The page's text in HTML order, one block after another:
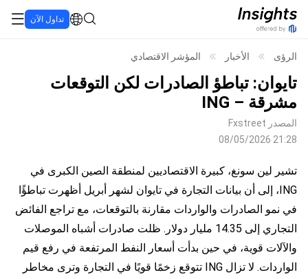
تداول الآن
الرؤى الأخبار المؤشر الاقتصادي
تايوان: تباطؤ الصادرات لكن التوقعات
مشرقة – ING
المصدر Fxstreet
08/05/2026 21:28
تشير لين سونغ، كبيرة الاقتصاديين لمنطقة الصين الكبرى في
ING، إلى أن بيانات التجارة في تايوان لشهر أبريل أظهرت تباطؤًا
في نمو الصادرات والواردات مقارنة بالتوقعات، مع تراجع الفائض
التجاري إلى 14.35 مليار دولار. ظلت صادرات أشباه الموصلات
والآلات قوية، في حين بدأت أسعار النفط المرتفعة في رفع قيم
الواردات. لا تزال ING تتوقع زخمًا قويًا في التجارة وترى مخاطر